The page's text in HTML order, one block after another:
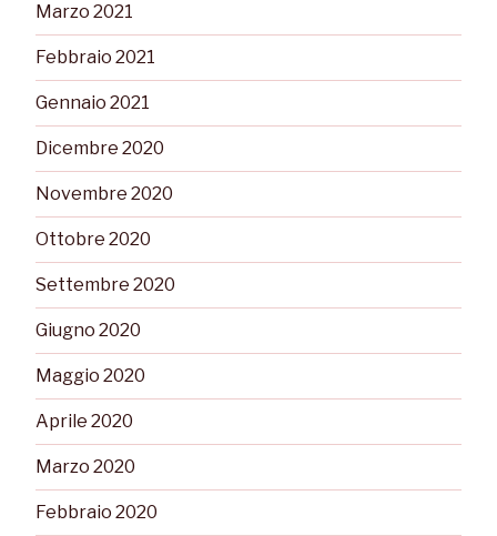
Marzo 2021
Febbraio 2021
Gennaio 2021
Dicembre 2020
Novembre 2020
Ottobre 2020
Settembre 2020
Giugno 2020
Maggio 2020
Aprile 2020
Marzo 2020
Febbraio 2020